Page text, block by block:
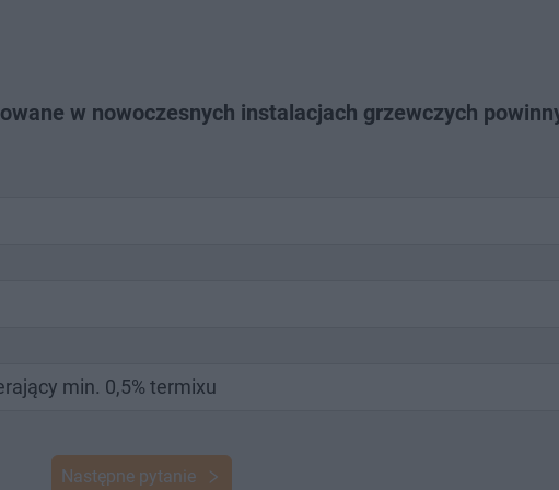
w nowoczesnych instalacjach grzewczych
min. 0,5% termixu
Następne pytanie